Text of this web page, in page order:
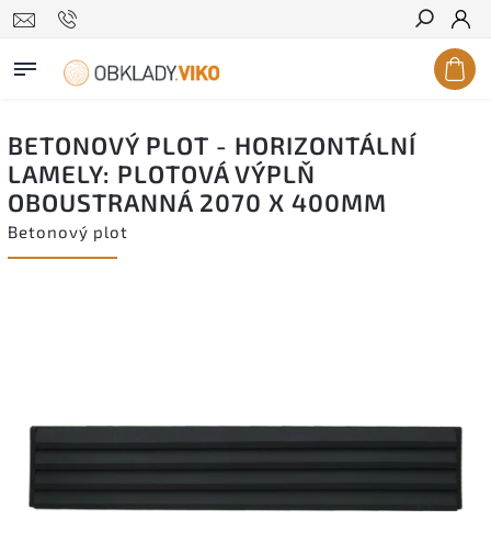
Hledat
BETONOVÝ PLOT - HORIZONTÁLNÍ
LAMELY: PLOTOVÁ VÝPLŇ
OBOUSTRANNÁ 2070 X 400MM
Betonový plot